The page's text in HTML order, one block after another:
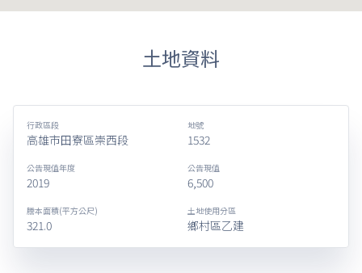
土地資料
行政區段
高雄市田寮區崇西段
地號
1532
公告現值年度
2019
公告現值
6,500
謄本面積(平方公尺)
321.0
土地使用分區
鄉村區乙建